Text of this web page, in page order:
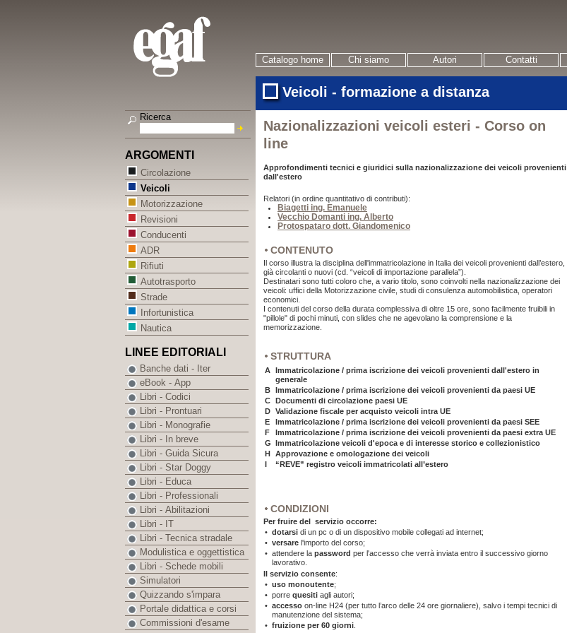
Catalogo home Chi siamo Autori Contatti
Veicoli - formazione a distanza
Nazionalizzazioni veicoli esteri - Corso on
line
Approfondimenti tecnici e giuridici sulla nazionalizzazione dei veicoli provenienti
dall'estero
Relatori (in ordine quantitativo di contributi):
Biagetti ing. Emanuele
Vecchio Domanti ing. Alberto
Protospataro dott. Giandomenico
CONTENUTO
Il corso illustra la disciplina dell'immatricolazione in Italia dei veicoli provenienti dall’estero,
già circolanti o nuovi (cd. “veicoli di importazione parallela”).
Destinatari sono tutti coloro che, a vario titolo, sono coinvolti nella nazionalizzazione dei
veicoli: uffici della Motorizzazione civile, studi di consulenza automobilistica, operatori
economici.
I contenuti del corso della durata complessiva di oltre 15 ore, sono facilmente fruibili in
"pillole" di pochi minuti, con slides che ne agevolano la comprensione e la
memorizzazione.
STRUTTURA
A Immatricolazione / prima iscrizione dei veicoli provenienti dall'estero in
generale
B Immatricolazione / prima iscrizione dei veicoli provenienti da paesi UE
C Documenti di circolazione paesi UE
D Validazione fiscale per acquisto veicoli intra UE
E
Immatricolazione / prima iscrizione dei veicoli provenienti da paesi SEE
F
Immatricolazione / prima iscrizione dei veicoli provenienti da paesi extra UE
G Immatricolazione veicoli d'epoca e di interesse storico e collezionistico
H Approvazione e omologazione dei veicoli
I
“REVE” registro veicoli immatricolati all’estero
CONDIZIONI
Per fruire del servizio occorre:
• dotarsi di un pc o di un dispositivo mobile collegati ad internet;
• versare l'importo del corso;
• attendere la password per l'accesso che verrà inviata entro il successivo giorno
lavorativo.
Il servizio consente:
• uso monoutente;
• porre quesiti agli autori;
• accesso on-line H24 (per tutto l’arco delle 24 ore giornaliere), salvo i tempi tecnici di
manutenzione del sistema;
• fruizione per 60 giorni
Ricerca
ARGOMENTI
Circolazione
Veicoli
Motorizzazione
Revisioni
Conducenti
ADR
Rifiuti
Autotrasporto
Strade
Infortunistica
Nautica
LINEE EDITORIALI
Banche dati - Iter
eBook - App
Libri - Codici
Libri - Prontuari
Libri - Monografie
Libri - In breve
Libri - Guida Sicura
Libri - Star Doggy
Libri - Educa
Libri - Professionali
Libri - Abilitazioni
Libri - IT
Libri - Tecnica stradale
Modulistica e oggettistica
Libri - Schede mobili
Simulatori
Quizzando s'impara
Portale didattica e corsi
Commissioni d'esame